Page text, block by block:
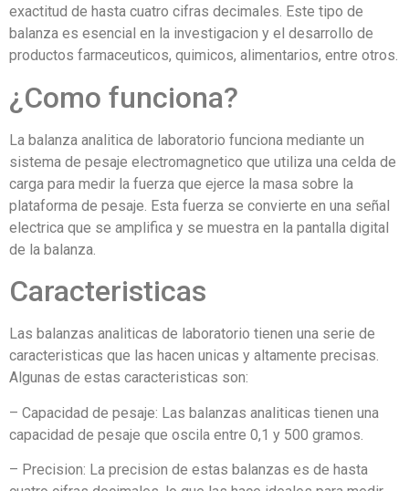
exactitud de hasta cuatro cifras decimales. Este tipo de
balanza es esencial en la investigacion y el desarrollo de
productos farmaceuticos, quimicos, alimentarios, entre otros.
¿Como funciona?
La balanza analitica de laboratorio funciona mediante un
sistema de pesaje electromagnetico que utiliza una celda de
carga para medir la fuerza que ejerce la masa sobre la
plataforma de pesaje. Esta fuerza se convierte en una señal
electrica que se amplifica y se muestra en la pantalla digital
de la balanza.
Caracteristicas
Las balanzas analiticas de laboratorio tienen una serie de
caracteristicas que las hacen unicas y altamente precisas.
Algunas de estas caracteristicas son:
– Capacidad de pesaje: Las balanzas analiticas tienen una
capacidad de pesaje que oscila entre 0,1 y 500 gramos.
– Precision: La precision de estas balanzas es de hasta